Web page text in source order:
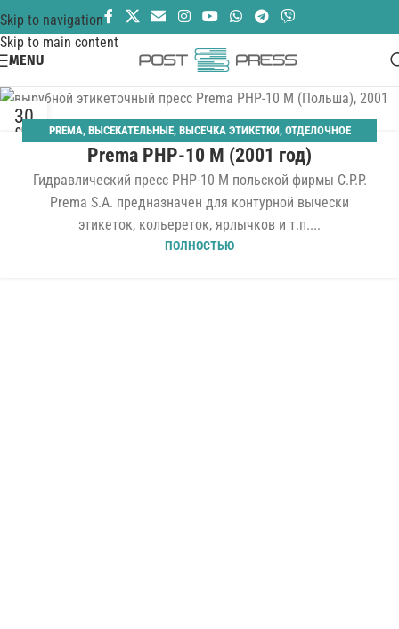
Skip to navigation
Skip to main content
MENU
30
СЕН PREMA, ВЫСЕКАТЕЛЬНЫЕ, ВЫСЕЧКА ЭТИКЕТКИ, ОТДЕЛОЧНОЕ
ОБОРУДОВАНИЕ
Prema PHP-10 M (2001 год)
Гидравлический пресс PHP-10 M польской фирмы C.P.P.
Prema S.A. предназначен для контурной вычески
этикеток, кольереток, ярлычков и т.п....
ПОЛНОСТЬЮ